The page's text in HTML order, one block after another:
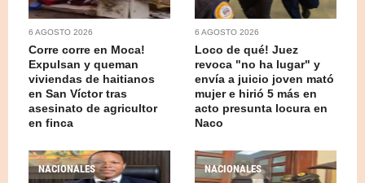
6 AGOSTO 2026
Corre corre en Moca!
Expulsan y queman
viviendas de haitianos
en San Víctor tras
asesinato de agricultor
en finca
6 AGOSTO 2026
Loco de qué! Juez
revoca "no ha lugar" y
envía a juicio joven mató
mujer e hirió 5 más en
acto presunta locura en
Naco
NACIONALES NACIONALES